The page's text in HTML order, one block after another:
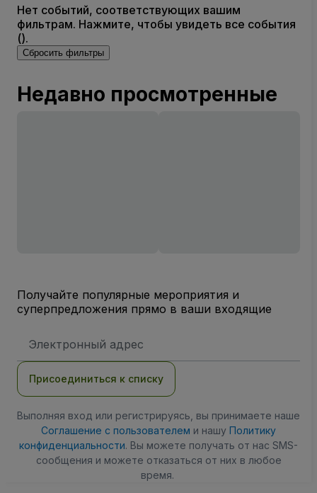
Нет событий, соответствующих вашим
фильтрам. Нажмите, чтобы увидеть все события
().
Сбросить фильтры
Недавно просмотренные
Получайте популярные мероприятия и
суперпредложения прямо в ваши входящие
электронной
Присоединиться к списку
Выполняя вход или регистрируясь, вы принимаете наше
Соглашение с пользователем и нашу Политику
конфиденциальности. Вы можете получать от нас SMS-
сообщения и можете отказаться от них в любое
время.